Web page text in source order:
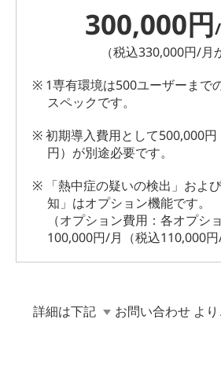
300,000円
（税込330,000円/月
※ 1専有環境は500ユーザーまで
スペックです。
※ 初期導入費用として500,000円
円）が別途必要です。
※ 「熱中症の疑いの検出」およ
知」はオプション機能です。
（オプション費用：各オプシ
100,000円/月（税込110,000円/
詳細は下記 お問い合わせより